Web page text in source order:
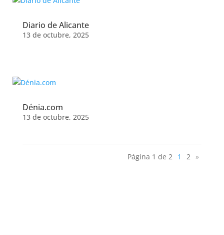
Diario de Alicante
13 de octubre, 2025
Dénia.com
13 de octubre, 2025
Página 1 de 2 1 2 »